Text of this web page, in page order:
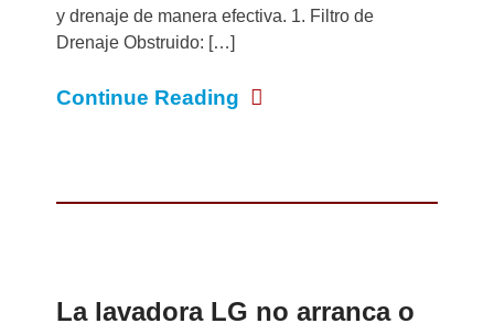
y drenaje de manera efectiva. 1. Filtro de
Drenaje Obstruido: […]
Continue Reading
La lavadora LG no arranca o